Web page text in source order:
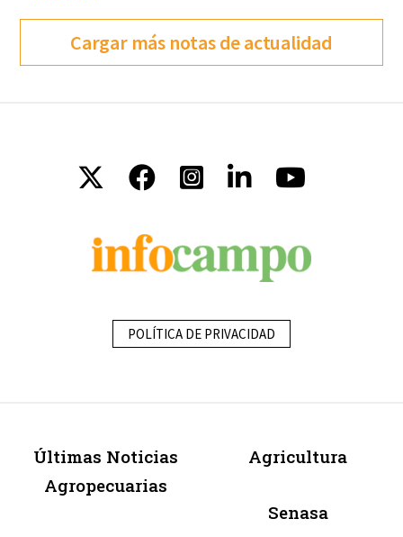
Cargar más notas de actualidad
POLÍTICA DE PRIVACIDAD
Últimas Noticias
Agropecuarias
Agricultura
Senasa